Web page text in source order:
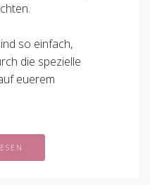
so einfach,
die spezielle
euerem